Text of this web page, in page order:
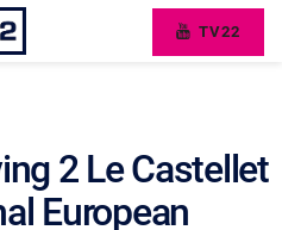
TV22
2 Le Castellet
European